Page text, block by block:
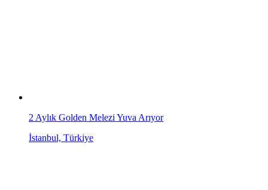
2 Aylık Golden Melezi Yuva Arıyor
İstanbul, Türkiye